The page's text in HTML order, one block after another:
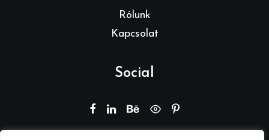
Rólunk
Kapcsolat
Social